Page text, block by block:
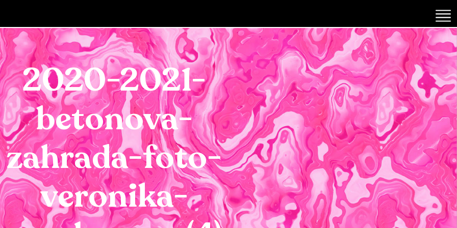
2020-2021-
betonova-
zahrada-foto-
veronika-